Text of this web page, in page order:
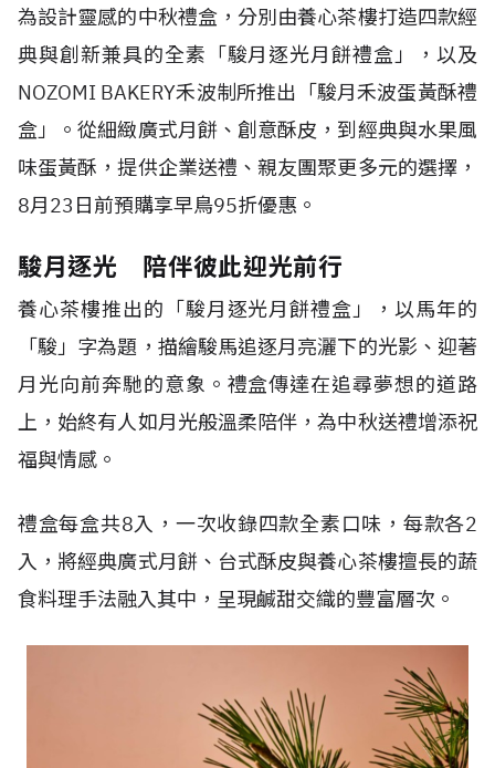
為設計靈感的中秋禮盒，分別由養心茶樓打造四款經
典與創新兼具的全素「駿月逐光月餅禮盒」，以及
NOZOMI BAKERY禾波制所推出「駿月禾波蛋黃酥禮
盒」。從細緻廣式月餅、創意酥皮，到經典與水果風
味蛋黃酥，提供企業送禮、親友團聚更多元的選擇，
8月23 日前預購享早鳥95折優惠。
駿月逐光 陪伴彼此迎光前行
養心茶樓推出的「駿月逐光月餅禮盒」，以馬年的
「駿」字為題，描繪駿馬追逐月亮灑下的光影、迎著
月光向前奔馳的意象。禮盒傳達在追尋夢想的道路
上，始終有人如月光般溫柔陪伴，為中秋送禮增添祝
福與情感。
禮盒每盒共8入，一次收錄四款全素口味，每款各2
入，將經典廣式月餅、台式酥皮與養心茶樓擅長的蔬
食料理手法融入其中，呈現鹹甜交織的豐富層次。